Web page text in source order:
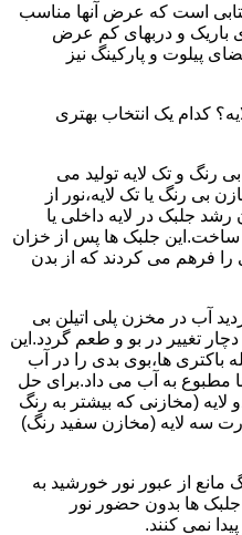
است که عرض آنها مناسب
باریک و دربهای کم عرض
پیلوت و پارکینگ نیز
کدام یک انتخاب بهتری
رنگ و تک لایه تولید می
بی رنگ یا تک لایه،نور از
جلبک در لایه داخلی یا
جلبک ها پس از خزان
فرهم می کردند که از بدن
آب در مخزن پلی اتیلن بی
تغییر در بو و طعم گردد.این
باکتری ها،بوی بدی را در آب
مطبوع به آب می داد.برای حل
(مخازنی که بیشتر به رنگ
سه لایه (مخازن سفید رنگ)
مانع از عبور نور خورشید به
ها بدون حضور نور
نمی کنند.